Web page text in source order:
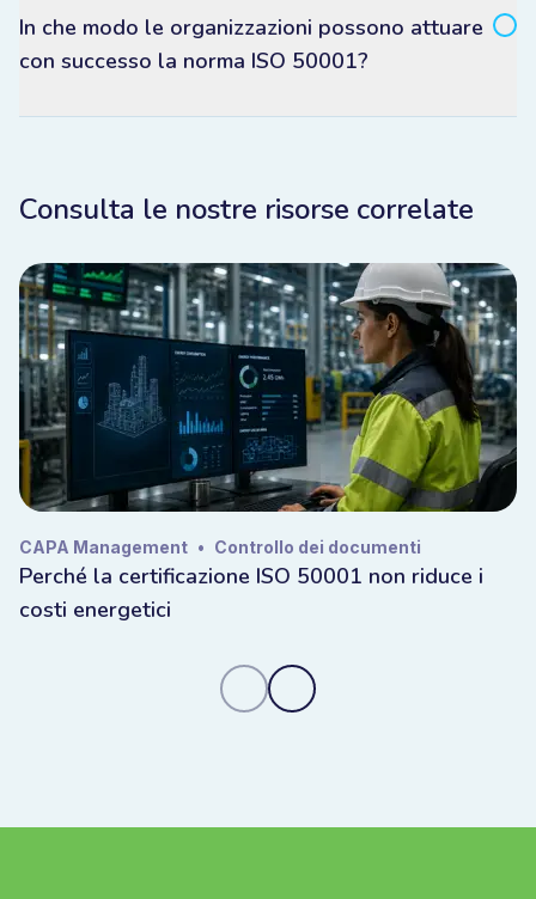
In che modo le organizzazioni possono attuare
con successo la norma ISO 50001?
Consulta le nostre risorse correlate
CAPA Management • Controllo dei documenti
Perché la certificazione ISO 50001 non riduce i
costi energetici